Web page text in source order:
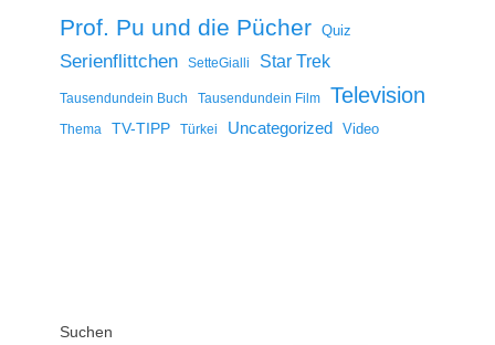
Prof. Pu und die Pücher Quiz
Serienflittchen SetteGialli Star Trek
Tausendundein Buch Tausendundein Film Television
Thema TV-TIPP Türkei Uncategorized Video
Suchen